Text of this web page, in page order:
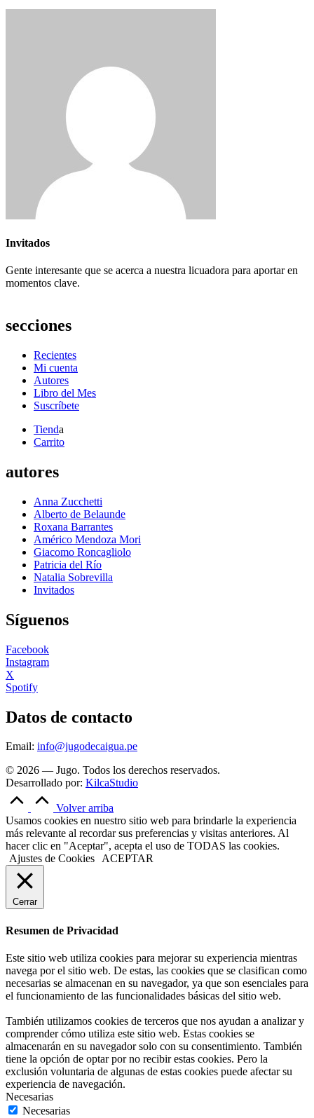
Invitados
Gente interesante que se acerca a nuestra licuadora para aportar en
momentos clave.
secciones
Recientes
Mi cuenta
Autores
Libro del Mes
Suscríbete
Tienda
Carrito
autores
Anna Zucchetti
Alberto de Belaunde
Roxana Barrantes
Américo Mendoza Mori
Giacomo Roncagliolo
Patricia del Río
Natalia Sobrevilla
Invitados
Síguenos
Facebook
Instagram
X
Spotify
Datos de contacto
Email: info@jugodecaigua.pe
© 2026 — Jugo. Todos los derechos reservados.
Desarrollado por: KilcaStudio
Volver arriba
Usamos cookies en nuestro sitio web para brindarle la experiencia
más relevante al recordar sus preferencias y visitas anteriores. Al
hacer clic en "Aceptar", acepta el uso de TODAS las cookies.
Ajustes de Cookies ACEPTAR
Cerrar
Resumen de Privacidad
Este sitio web utiliza cookies para mejorar su experiencia mientras
navega por el sitio web. De estas, las cookies que se clasifican como
necesarias se almacenan en su navegador, ya que son esenciales para
el funcionamiento de las funcionalidades básicas del sitio web.
También utilizamos cookies de terceros que nos ayudan a analizar y
comprender cómo utiliza este sitio web. Estas cookies se
almacenarán en su navegador solo con su consentimiento. También
tiene la opción de optar por no recibir estas cookies. Pero la
exclusión voluntaria de algunas de estas cookies puede afectar su
experiencia de navegación.
Necesarias
Necesarias